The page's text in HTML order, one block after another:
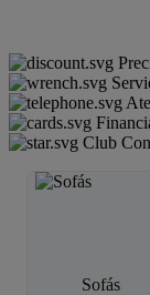
Club
Sofás